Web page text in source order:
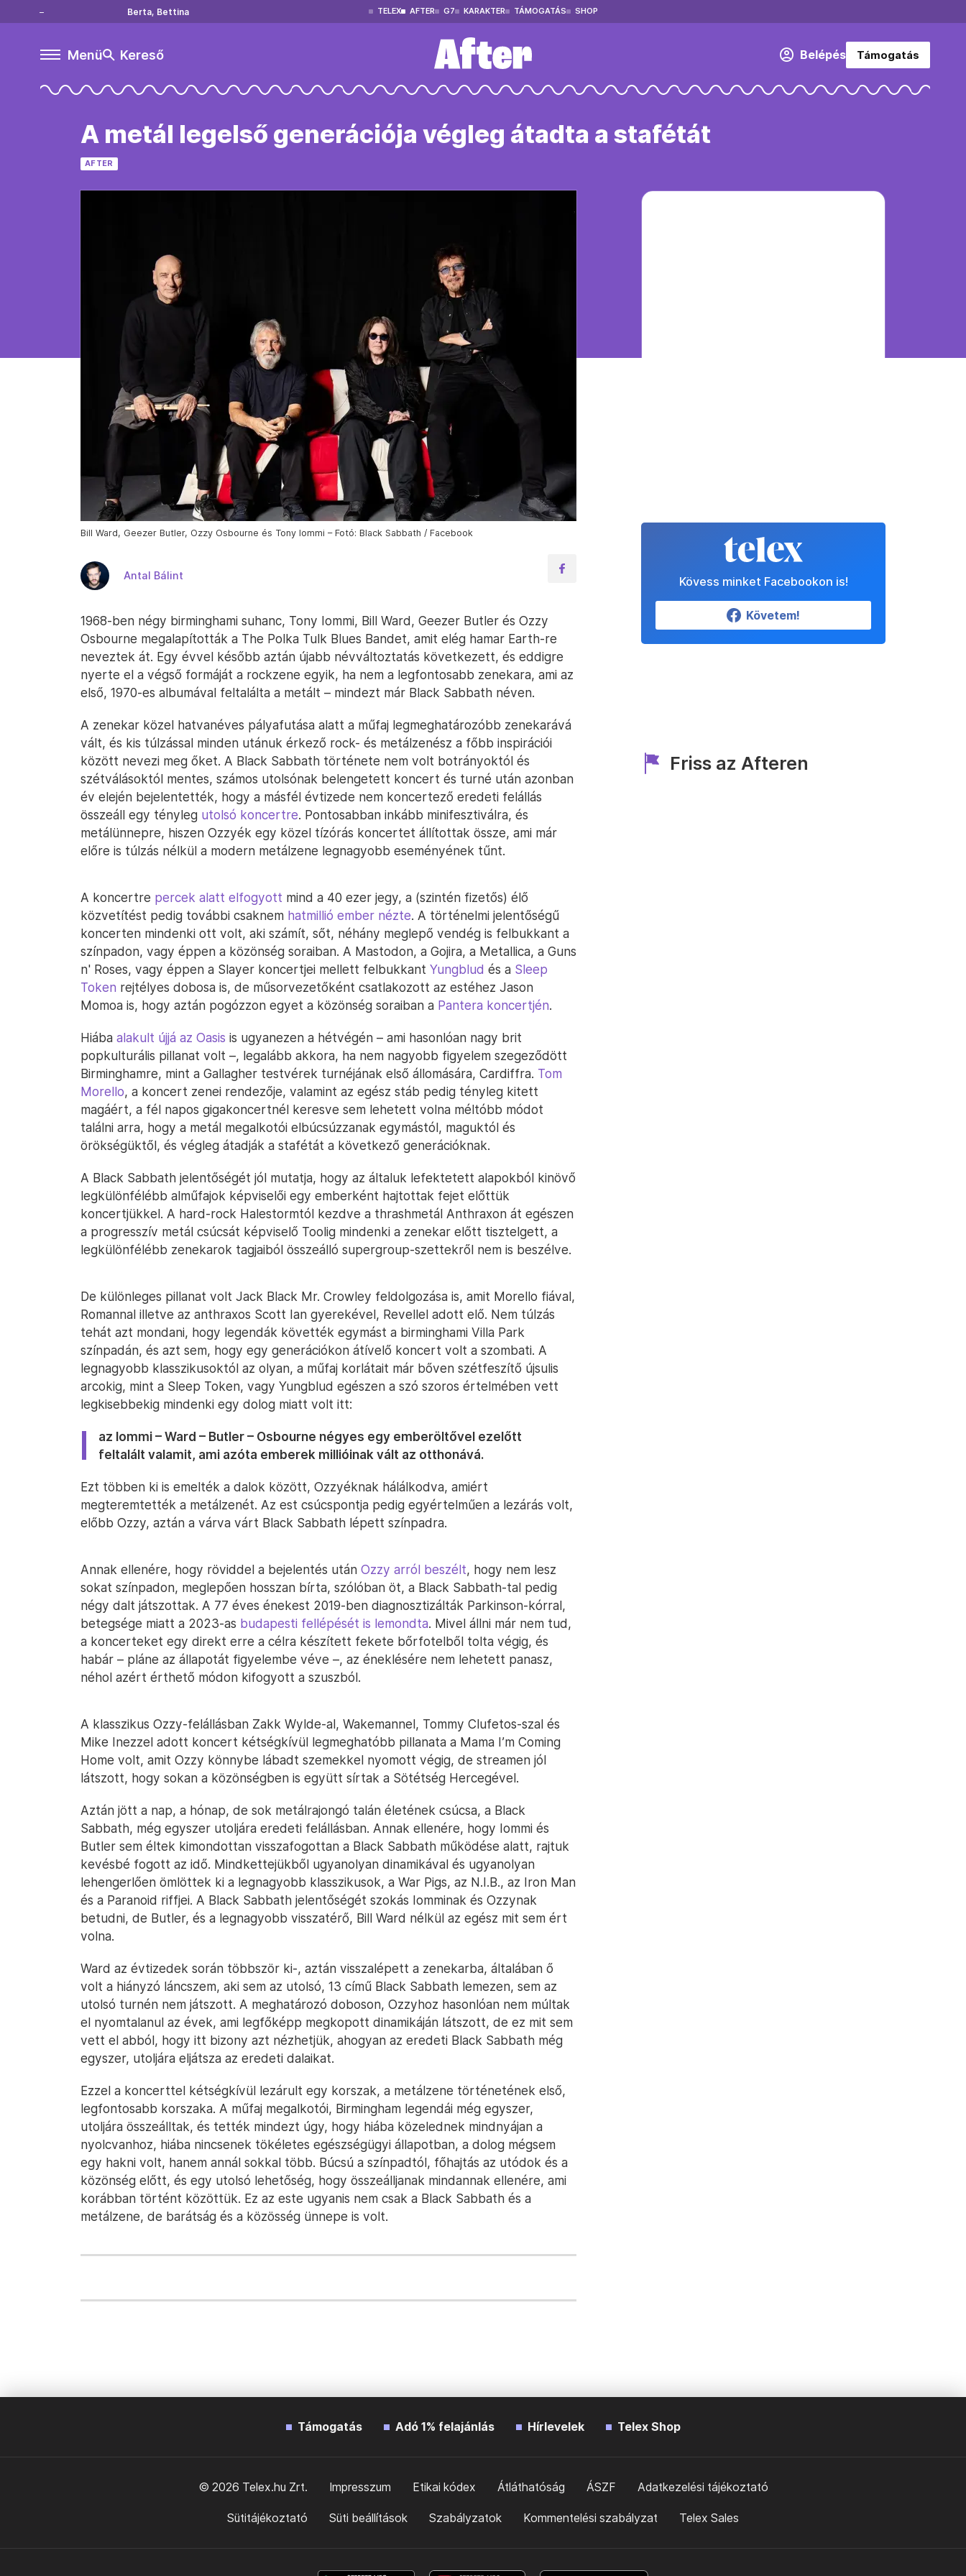
Berta, Bettina TELEX AFTER G7 KARAKTER TÁMOGATÁS SHOP
Menü Kereső Belépés Támogatás
A metál legelső generációja végleg átadta a stafétát
AFTER
Bill Ward, Geezer Butler, Ozzy Osbourne és Tony Iommi – Fotó: Black Sabbath / Facebook
Antal Bálint
1968-ben négy birminghami suhanc, Tony Iommi, Bill Ward, Geezer Butler és Ozzy
Osbourne megalapították a The Polka Tulk Blues Bandet, amit elég hamar Earth-re
neveztek át. Egy évvel később aztán újabb névváltoztatás következett, és eddigre
nyerte el a végső formáját a rockzene egyik, ha nem a legfontosabb zenekara, ami az
első, 1970-es albumával feltalálta a metált – mindezt már Black Sabbath néven.
A zenekar közel hatvanéves pályafutása alatt a műfaj legmeghatározóbb zenekarává
vált, és kis túlzással minden utánuk érkező rock- és metálzenész a főbb inspirációi
között nevezi meg őket. A Black Sabbath története nem volt botrányoktól és
szétválásoktól mentes, számos utolsónak belengetett koncert és turné után azonban
év elején bejelentették, hogy a másfél évtizede nem koncertező eredeti felállás
összeáll egy tényleg utolsó koncertre. Pontosabban inkább minifesztiválra, és
metálünnepre, hiszen Ozzyék egy közel tízórás koncertet állítottak össze, ami már
előre is túlzás nélkül a modern metálzene legnagyobb eseményének tűnt.
A koncertre percek alatt elfogyott mind a 40 ezer jegy, a (szintén fizetős) élő
közvetítést pedig további csaknem hatmillió ember nézte. A történelmi jelentőségű
koncerten mindenki ott volt, aki számít, sőt, néhány meglepő vendég is felbukkant a
színpadon, vagy éppen a közönség soraiban. A Mastodon, a Gojira, a Metallica, a Guns
n' Roses, vagy éppen a Slayer koncertjei mellett felbukkant Yungblud és a Sleep
Token rejtélyes dobosa is, de műsorvezetőként csatlakozott az estéhez Jason
Momoa is, hogy aztán pogózzon egyet a közönség soraiban a Pantera koncertjén.
Hiába alakult újjá az Oasis is ugyanezen a hétvégén – ami hasonlóan nagy brit
popkulturális pillanat volt –, legalább akkora, ha nem nagyobb figyelem szegeződött
Birminghamre, mint a Gallagher testvérek turnéjának első állomására, Cardiffra. Tom
Morello, a koncert zenei rendezője, valamint az egész stáb pedig tényleg kitett
magáért, a fél napos gigakoncertnél keresve sem lehetett volna méltóbb módot
találni arra, hogy a metál megalkotói elbúcsúzzanak egymástól, maguktól és
örökségüktől, és végleg átadják a stafétát a következő generációknak.
A Black Sabbath jelentőségét jól mutatja, hogy az általuk lefektetett alapokból kinövő
legkülönfélébb alműfajok képviselői egy emberként hajtottak fejet előttük
koncertjükkel. A hard-rock Halestormtól kezdve a thrashmetál Anthraxon át egészen
a progresszív metál csúcsát képviselő Toolig mindenki a zenekar előtt tisztelgett, a
legkülönfélébb zenekarok tagjaiból összeálló supergroup-szettekről nem is beszélve.
De különleges pillanat volt Jack Black Mr. Crowley feldolgozása is, amit Morello fiával,
Romannal illetve az anthraxos Scott Ian gyerekével, Revellel adott elő. Nem túlzás
tehát azt mondani, hogy legendák követték egymást a birminghami Villa Park
színpadán, és azt sem, hogy egy generációkon átívelő koncert volt a szombati. A
legnagyobb klasszikusoktól az olyan, a műfaj korlátait már bőven szétfeszítő újsulis
arcokig, mint a Sleep Token, vagy Yungblud egészen a szó szoros értelmében vett
legkisebbekig mindenki egy dolog miatt volt itt:
az Iommi – Ward – Butler – Osbourne négyes egy emberöltővel ezelőtt
feltalált valamit, ami azóta emberek millióinak vált az otthonává.
Ezt többen ki is emelték a dalok között, Ozzyéknak hálálkodva, amiért
megteremtették a metálzenét. Az est csúcspontja pedig egyértelműen a lezárás volt,
előbb Ozzy, aztán a várva várt Black Sabbath lépett színpadra.
Annak ellenére, hogy röviddel a bejelentés után Ozzy arról beszélt, hogy nem lesz
sokat színpadon, meglepően hosszan bírta, szólóban öt, a Black Sabbath-tal pedig
négy dalt játszottak. A 77 éves énekest 2019-ben diagnosztizálták Parkinson-kórral,
betegsége miatt a 2023-as budapesti fellépését is lemondta. Mivel állni már nem tud,
a koncerteket egy direkt erre a célra készített fekete bőrfotelből tolta végig, és
habár – pláne az állapotát figyelembe véve –, az éneklésére nem lehetett panasz,
néhol azért érthető módon kifogyott a szuszból.
A klasszikus Ozzy-felállásban Zakk Wylde-al, Wakemannel, Tommy Clufetos-szal és
Mike Inezzel adott koncert kétségkívül legmeghatóbb pillanata a Mama I’m Coming
Home volt, amit Ozzy könnybe lábadt szemekkel nyomott végig, de streamen jól
látszott, hogy sokan a közönségben is együtt sírtak a Sötétség Hercegével.
Aztán jött a nap, a hónap, de sok metálrajongó talán életének csúcsa, a Black
Sabbath, még egyszer utoljára eredeti felállásban. Annak ellenére, hogy Iommi és
Butler sem éltek kimondottan visszafogottan a Black Sabbath működése alatt, rajtuk
kevésbé fogott az idő. Mindkettejükből ugyanolyan dinamikával és ugyanolyan
lehengerlően ömlöttek ki a legnagyobb klasszikusok, a War Pigs, az N.I.B., az Iron Man
és a Paranoid riffjei. A Black Sabbath jelentőségét szokás Iomminak és Ozzynak
betudni, de Butler, és a legnagyobb visszatérő, Bill Ward nélkül az egész mit sem ért
volna.
Ward az évtizedek során többször ki-, aztán visszalépett a zenekarba, általában ő
volt a hiányzó láncszem, aki sem az utolsó, 13 című Black Sabbath lemezen, sem az
utolsó turnén nem játszott. A meghatározó doboson, Ozzyhoz hasonlóan nem múltak
el nyomtalanul az évek, ami legfőképp megkopott dinamikáján látszott, de ez mit sem
vett el abból, hogy itt bizony azt nézhetjük, ahogyan az eredeti Black Sabbath még
egyszer, utoljára eljátsza az eredeti dalaikat.
Ezzel a koncerttel kétségkívül lezárult egy korszak, a metálzene történetének első,
legfontosabb korszaka. A műfaj megalkotói, Birmingham legendái még egyszer,
utoljára összeálltak, és tették mindezt úgy, hogy hiába közelednek mindnyájan a
nyolcvanhoz, hiába nincsenek tökéletes egészségügyi állapotban, a dolog mégsem
egy hakni volt, hanem annál sokkal több. Búcsú a színpadtól, főhajtás az utódok és a
közönség előtt, és egy utolsó lehetőség, hogy összeálljanak mindannak ellenére, ami
korábban történt közöttük. Ez az este ugyanis nem csak a Black Sabbath és a
metálzene, de barátság és a közösség ünnepe is volt.
Kövess minket Facebookon is!
Követem!
Friss az Afteren
Támogatás Adó 1% felajánlás Hírlevelek Telex Shop
© 2026 Telex.hu Zrt. Impresszum Etikai kódex Átláthatóság ÁSZF Adatkezelési tájékoztató
Sütitájékoztató Süti beállítások Szabályzatok Kommentelési szabályzat Telex Sales